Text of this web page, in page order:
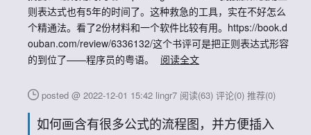
则表达式也有5年的时间了。这种救急的工具，实在不好怎么
个精通法。看了2份材料和一个软件比较有用。https://book.d
ouban.com/review/6336132/这个书评可是把正则表达式形容
的到位了——程序员的粤语。
阅读全文
posted @ 2022-12-01 15:42 lingr7 阅读(63) 评论(0) 推荐(0)
如何画含有很多公式的流程图，并方便插入